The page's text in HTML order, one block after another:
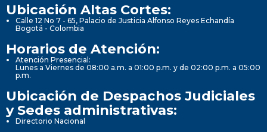
Ubicación Altas Cortes:
Calle 12 No 7 - 65, Palacio de Justicia Alfonso Reyes Echandía
Bogotá - Colombia
Horarios de Atención:
Atención Presencial:
Lunes a Viernes de 08:00 a.m. a 01:00 p.m. y de 02:00 p.m. a 05:00
p.m.
Ubicación de Despachos Judiciales
y Sedes administrativas:
Directorio Nacional